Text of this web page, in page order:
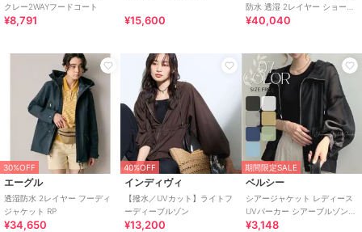
クレー2WAYフードコート
¥8,791 ¥15,600
防水 透湿 2レイヤー ショート
トレンチコート / フード脱着
¥40,040
30%OFF
エーグル
透湿防水 2レイヤー フーディ
ジャケット RP
¥34,650
40%OFF
インディヴィ
【撥水／UVカット】ライトフ
ーディーブルゾン
¥13,200
期間限定SALE
ベルシー
シアージャケット レディース
UVパーカー シアーブルゾン
フードライトアウター 春夏 羽
¥3,148